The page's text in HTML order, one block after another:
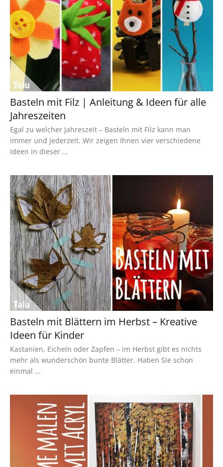
Basteln mit Filz | Anleitung & Ideen für alle
Jahreszeiten
Egal zu welcher Jahreszeit – Basteln mit Filz kann man
immer und jederzeit. Wir zeigen Ihnen vier verschiedene
Ideen in dieser ...
Basteln mit Blättern im Herbst – Kreative
Ideen für Kinder
Kastanien, Eicheln oder Zapfen – im Herbst gibt es nichts
mehr als wunderschön bunte Blätter. Haben Sie schon
einmal ...